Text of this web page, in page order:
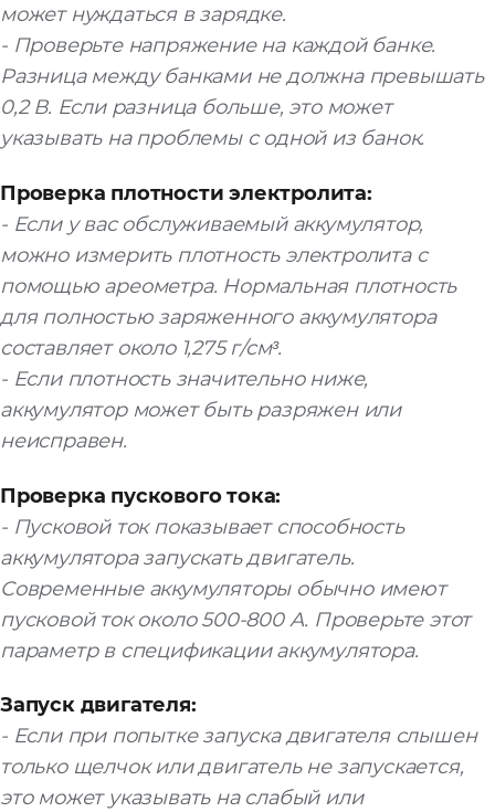
может нуждаться в зарядке.
- Проверьте напряжение на каждой банке.
Разница между банками не должна превышать
0,2 В. Если разница больше, это может
указывать на проблемы с одной из банок.
Проверка плотности электролита:
- Если у вас обслуживаемый аккумулятор,
можно измерить плотность электролита с
помощью ареометра. Нормальная плотность
для полностью заряженного аккумулятора
составляет около 1,275 г/см³.
- Если плотность значительно ниже,
аккумулятор может быть разряжен или
неисправен.
Проверка пускового тока:
- Пусковой ток показывает способность
аккумулятора запускать двигатель.
Современные аккумуляторы обычно имеют
пусковой ток около 500-800 А. Проверьте этот
параметр в спецификации аккумулятора.
Запуск двигателя:
- Если при попытке запуска двигателя слышен
только щелчок или двигатель не запускается,
это может указывать на слабый или